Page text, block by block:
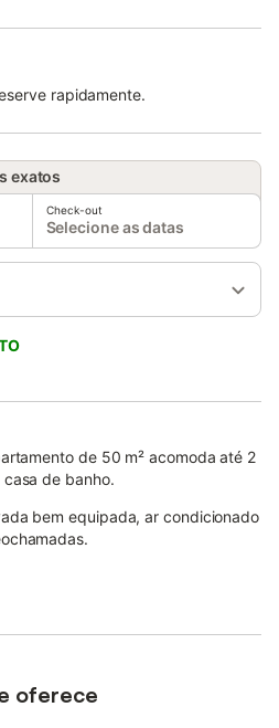
rapidamente.
exatos
Check-out
Selecione as datas
de 50 m² acomoda até 2
de banho.
bem equipada, ar condicionado
e apresenta um design interior
oferece